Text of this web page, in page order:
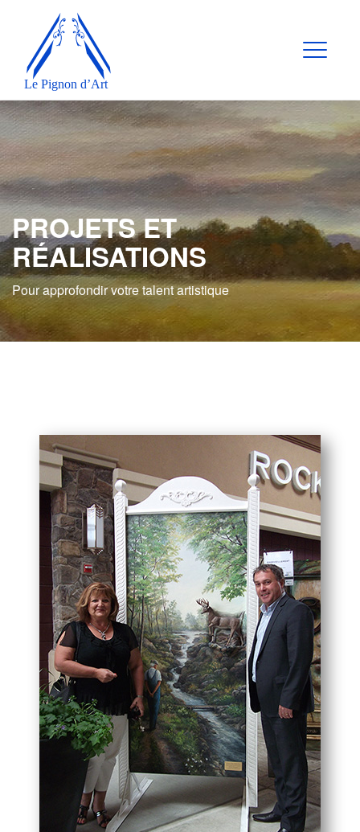
PROJETS ET
RÉALISATIONS
Pour approfondir votre talent artistique